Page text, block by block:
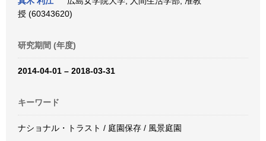
授 (60343620)
研究期間 (年度)
2014-04-01 – 2018-03-31
キーワード
ナショナル・トラスト / 庭園保存 / 風景庭園